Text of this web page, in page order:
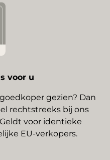
voor u
gezien? Dan
rechtstreeks bij ons
voor identieke
EU-verkopers.